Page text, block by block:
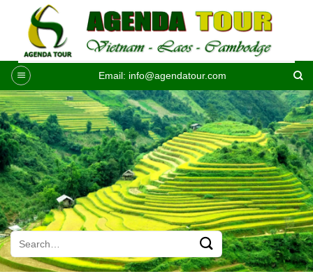
contenu
Email: info@agendatour.com